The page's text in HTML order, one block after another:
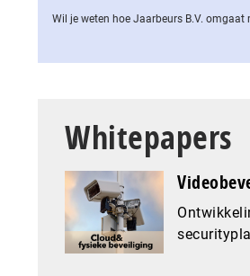
Wil je weten hoe Jaarbeurs B.V.
Whitepapers